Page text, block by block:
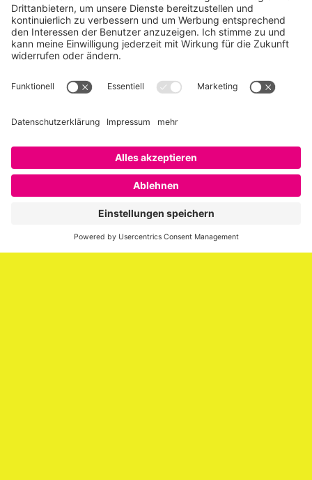
Über SAATKORN
SAATKORN ist der Blog von Gero Hesse. Seit 2009 schreibt
er über die Themen Employer Branding,